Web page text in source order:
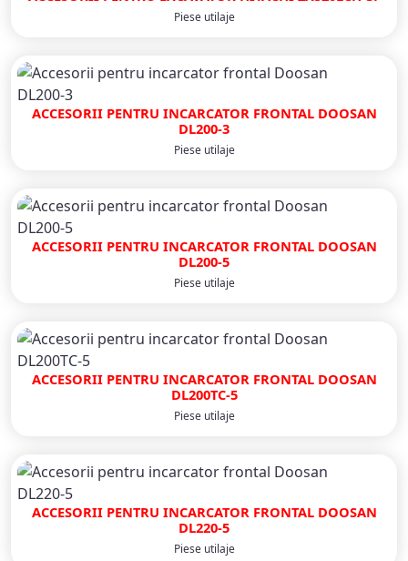
Piese utilaje
ACCESORII PENTRU INCARCATOR FRONTAL DOOSAN
DL200-3
Piese utilaje
ACCESORII PENTRU INCARCATOR FRONTAL DOOSAN
DL200-5
Piese utilaje
ACCESORII PENTRU INCARCATOR FRONTAL DOOSAN
DL200TC-5
Piese utilaje
ACCESORII PENTRU INCARCATOR FRONTAL DOOSAN
DL220-5
Piese utilaje